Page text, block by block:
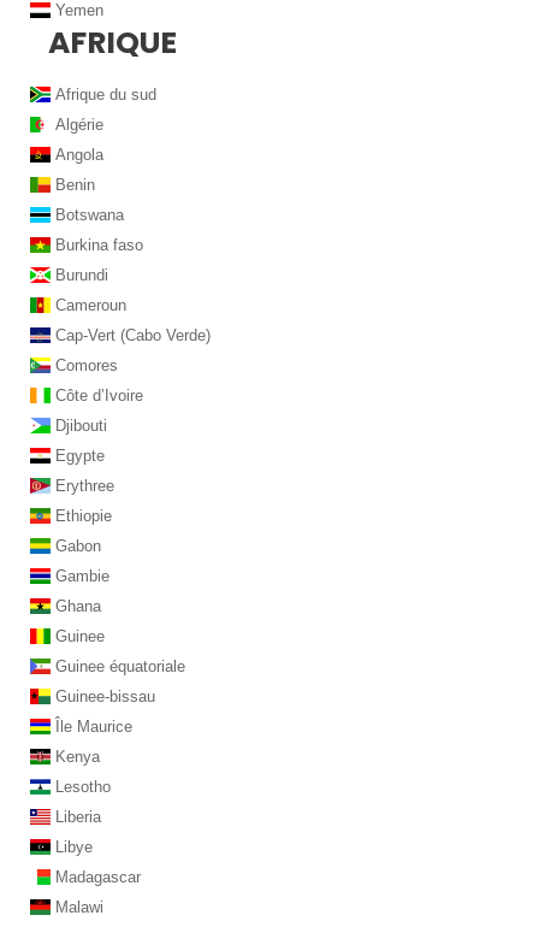
Yemen
AFRIQUE
Afrique du sud
Algérie
Angola
Benin
Botswana
Burkina faso
Burundi
Cameroun
Cap-Vert (Cabo Verde)
Comores
Côte d’Ivoire
Djibouti
Egypte
Erythree
Ethiopie
Gabon
Gambie
Ghana
Guinee
Guinee équatoriale
Guinee-bissau
Île Maurice
Kenya
Lesotho
Liberia
Libye
Madagascar
Malawi